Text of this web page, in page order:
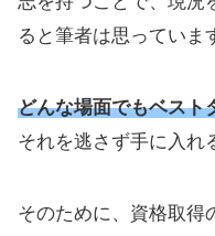
ると筆者は思っていま
どんな場面でもベスト
それを逃さず手に入れ
そのために、資格取得